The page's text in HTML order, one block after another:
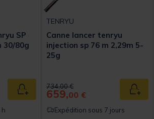
SP
30/80g
Ajouter au panier
h
TENRYU
Canne lancer tenryu
injection sp 76 m 2,29m 5-
25g
Price reduced from
734,00 €to
659,00 €
Expédition sous 7 jours